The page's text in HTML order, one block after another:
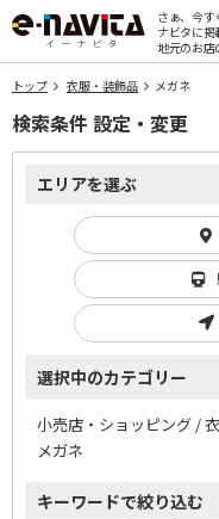
さぁ、今す
ナビタに掲
地元のお店
トップ 衣服・装飾品 メガネ
検索条件 設定・変更
エリアを選ぶ
選択中のカテゴリー
小売店・ショッピング /
メガネ
キーワードで絞り込む